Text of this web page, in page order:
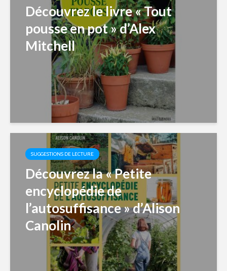
Découvrez le livre « Tout
pousse en pot » d’Alex
Mitchell
SUGGESTIONS DE LECTURE
Découvrez la « Petite
encyclopédie de
l’autosuffisance » d’Alison
Canolin